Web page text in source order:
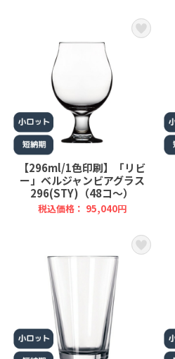
【296ml/1色印刷】「リビ
ー」ベルジャンビアグラス
296(STY)（48コ～）
税込価格： 95,040円